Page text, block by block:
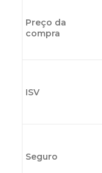
Preço da
compra
ISV
Seguro